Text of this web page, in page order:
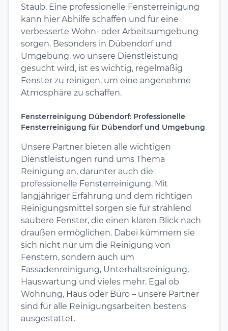
Staub. Eine professionelle Fensterreinigung
kann hier Abhilfe schaffen und für eine
verbesserte Wohn- oder Arbeitsumgebung
sorgen. Besonders in Dübendorf und
Umgebung, wo unsere Dienstleistung
gesucht wird, ist es wichtig, regelmäßig
Fenster zu reinigen, um eine angenehme
Atmosphäre zu schaffen.
Fensterreinigung Dübendorf: Professionelle
Fensterreinigung für Dübendorf und Umgebung
Unsere Partner bieten alle wichtigen
Dienstleistungen rund ums Thema
Reinigung an, darunter auch die
professionelle Fensterreinigung. Mit
langjähriger Erfahrung und dem richtigen
Reinigungsmittel sorgen sie für strahlend
saubere Fenster, die einen klaren Blick nach
draußen ermöglichen. Dabei kümmern sie
sich nicht nur um die Reinigung von
Fenstern, sondern auch um
Fassadenreinigung, Unterhaltsreinigung,
Hauswartung und vieles mehr. Egal ob
Wohnung, Haus oder Büro – unsere Partner
sind für alle Reinigungsarbeiten bestens
ausgestattet.